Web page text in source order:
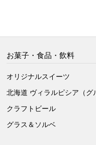
お菓子・食品・飲料
オリジナルスイーツ
北海道 ヴィラルピシア（グ
クラフトビール
グラス＆ソルベ